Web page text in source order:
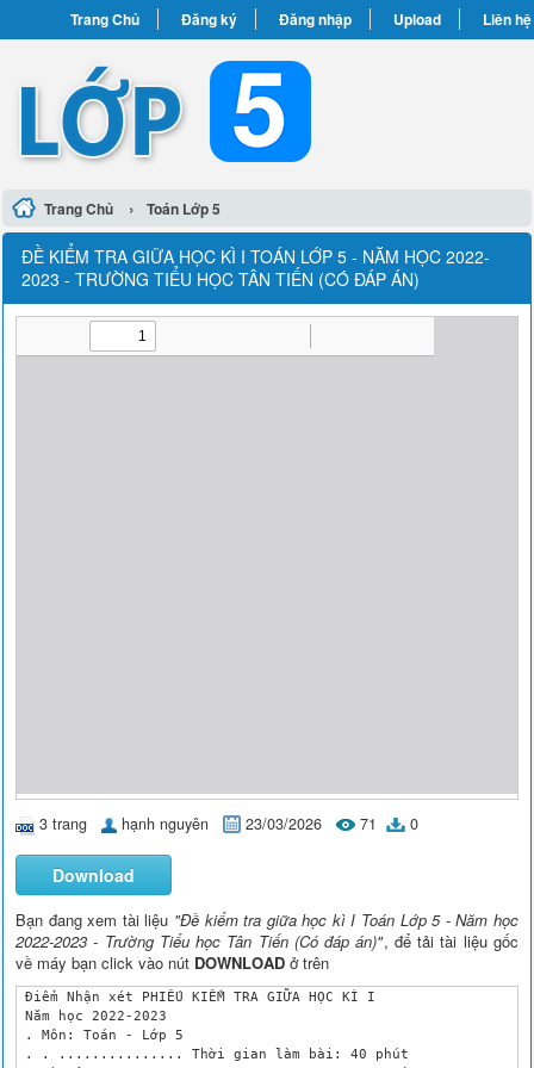
Trang Chủ Đăng ký Đăng nhập Upload Liên hệ
Trang Chủ › Toán Lớp 5
ĐỀ KIỂM TRA GIỮA HỌC KÌ I TOÁN LỚP 5 - NĂM HỌC 2022-
2023 - TRƯỜNG TIỂU HỌC TÂN TIẾN (CÓ ĐÁP ÁN)
3 trang hạnh nguyên 23/03/2026 71 0
Download
Bạn đang xem tài liệu "Đề kiểm tra giữa học kì I Toán Lớp 5 - Năm học
2022-2023 - Trường Tiểu học Tân Tiến (Có đáp án)", để tải tài liệu gốc
về máy bạn click vào nút DOWNLOAD ở trên
Điểm Nhận xét PHIẾU KIỂM TRA GIỮA HỌC KÌ I
Năm học 2022-2023
. Môn: Toán - Lớp 5
. . ............... Thời gian làm bài: 40 phút